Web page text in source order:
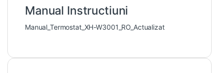
Manual Instructiuni
Manual_Termostat_XH-W3001_RO_Actualizat